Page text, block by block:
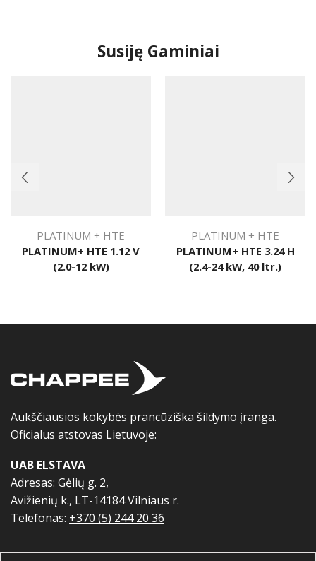
Susiję Gaminiai
PLATINUM + HTE
PLATINUM+ HTE 1.12 V
(2.0-12 kW)
PLATINUM + HTE
PLATINUM+ HTE 3.24 H
(2.4-24 kW, 40 ltr.)
Aukščiausios kokybės prancūziška šildymo įranga.
Oficialus atstovas Lietuvoje:
UAB ELSTAVA
Adresas: Gėlių g. 2,
Avižienių k., LT-14184 Vilniaus r.
Telefonas: +370 (5) 244 20 36